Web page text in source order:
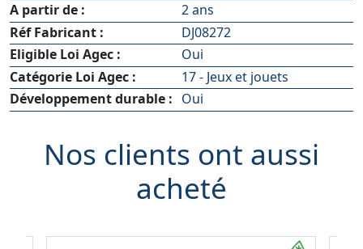
A partir de :
2 ans
Réf Fabricant :
DJ08272
Eligible Loi Agec :
Oui
Catégorie Loi Agec :
17 - Jeux et jouets
Développement durable : Oui
Nos clients ont aussi
acheté